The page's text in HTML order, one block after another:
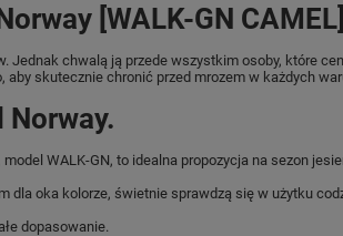
[WALK-GN
Jednak chwalą ją przede wszystkim osoby, które
skutecznie chronić przed mrozem w każdych
WALK-GN, to idealna propozycja na sezon
dla oka kolorze, świetnie sprawdzą się w użytku
dopasowanie.